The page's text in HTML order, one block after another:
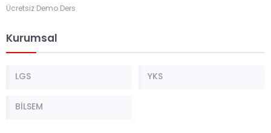
Ücretsiz Demo Ders
Kurumsal
LGS YKS
BİLSEM